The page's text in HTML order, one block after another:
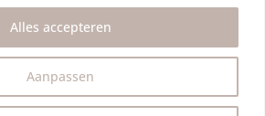
Aanpassen
Alles accepteren